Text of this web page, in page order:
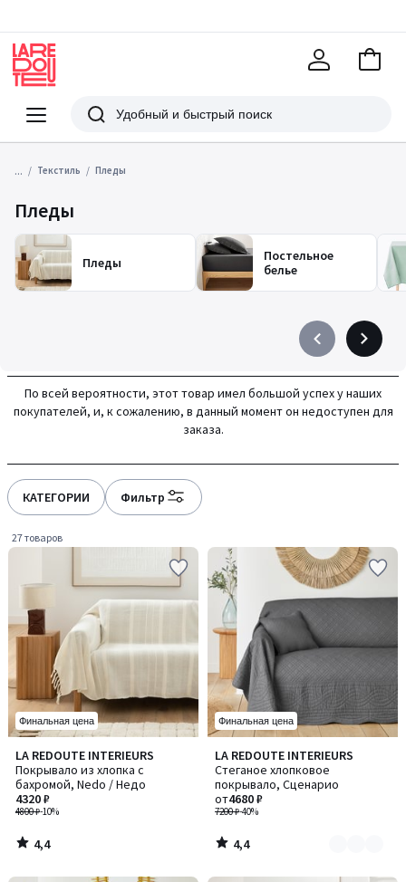
Меню
Redoute
Поиск
В
... Текстиль Пледы
Пледы
Пледы
Постельное
белье
Précédent
à
gauche
Suivant
à
droite
По всей вероятности, этот товар имел большой успех у наших
покупателей, и, к сожалению, в данный момент он недоступен для
заказа.
КАТЕГОРИИ Фильтр
27 товаров
Финальная цена
LA REDOUTE INTERIEURS
Покрывало из хлопка с
бахромой, Nedo / Недо
4800 ₽-10%
4320 ₽
4,4
/ 5
4,4
/
Финальная цена
LA REDOUTE INTERIEURS
Стеганое хлопковое
покрывало, Сценарио
7200 ₽-40%
от4680 ₽
4,4
/ 5
Количество
цветов:
4
4,4
/